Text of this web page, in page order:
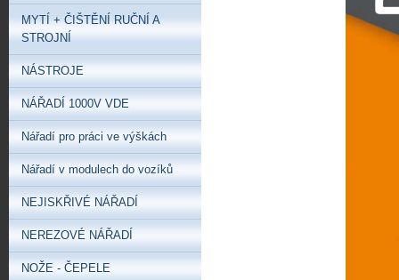
MYTÍ + ČIŠTĚNÍ RUČNÍ A
STROJNÍ
NÁSTROJE
NÁŘADÍ 1000V VDE
Nářadí pro práci ve výškách
Nářadí v modulech do vozíků
NEJISKŘIVÉ NÁŘADÍ
NEREZOVÉ NÁŘADÍ
NOŽE - ČEPELE